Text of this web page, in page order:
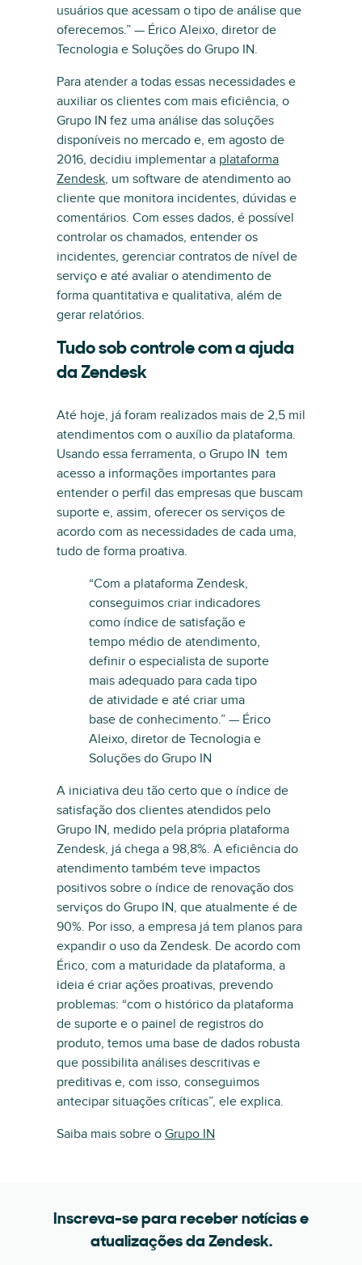
usuários que acessam o tipo de análise que
oferecemos.” — Érico Aleixo, diretor de
Tecnologia e Soluções do Grupo IN.
Para atender a todas essas necessidades e
auxiliar os clientes com mais eficiência, o
Grupo IN fez uma análise das soluções
disponíveis no mercado e, em agosto de
2016, decidiu implementar a plataforma
Zendesk, um software de atendimento ao
cliente que monitora incidentes, dúvidas e
comentários. Com esses dados, é possível
controlar os chamados, entender os
incidentes, gerenciar contratos de nível de
serviço e até avaliar o atendimento de
forma quantitativa e qualitativa, além de
gerar relatórios.
Tudo sob controle com a ajuda
da Zendesk
Até hoje, já foram realizados mais de 2,5 mil
atendimentos com o auxílio da plataforma.
Usando essa ferramenta, o Grupo IN tem
acesso a informações importantes para
entender o perfil das empresas que buscam
suporte e, assim, oferecer os serviços de
acordo com as necessidades de cada uma,
tudo de forma proativa.
“Com a plataforma Zendesk,
conseguimos criar indicadores
como índice de satisfação e
tempo médio de atendimento,
definir o especialista de suporte
mais adequado para cada tipo
de atividade e até criar uma
base de conhecimento.” — Érico
Aleixo, diretor de Tecnologia e
Soluções do Grupo IN
A iniciativa deu tão certo que o índice de
satisfação dos clientes atendidos pelo
Grupo IN, medido pela própria plataforma
Zendesk, já chega a 98,8%. A eficiência do
atendimento também teve impactos
positivos sobre o índice de renovação dos
serviços do Grupo IN, que atualmente é de
90%. Por isso, a empresa já tem planos para
expandir o uso da Zendesk. De acordo com
Érico, com a maturidade da plataforma, a
ideia é criar ações proativas, prevendo
problemas: “com o histórico da plataforma
de suporte e o painel de registros do
produto, temos uma base de dados robusta
que possibilita análises descritivas e
preditivas e, com isso, conseguimos
antecipar situações críticas”, ele explica.
Saiba mais sobre o Grupo IN
Inscreva-se para receber notícias e
atualizações da Zendesk.